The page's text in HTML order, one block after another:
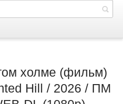
холме (фильм)
Hill / 2026 / ПМ